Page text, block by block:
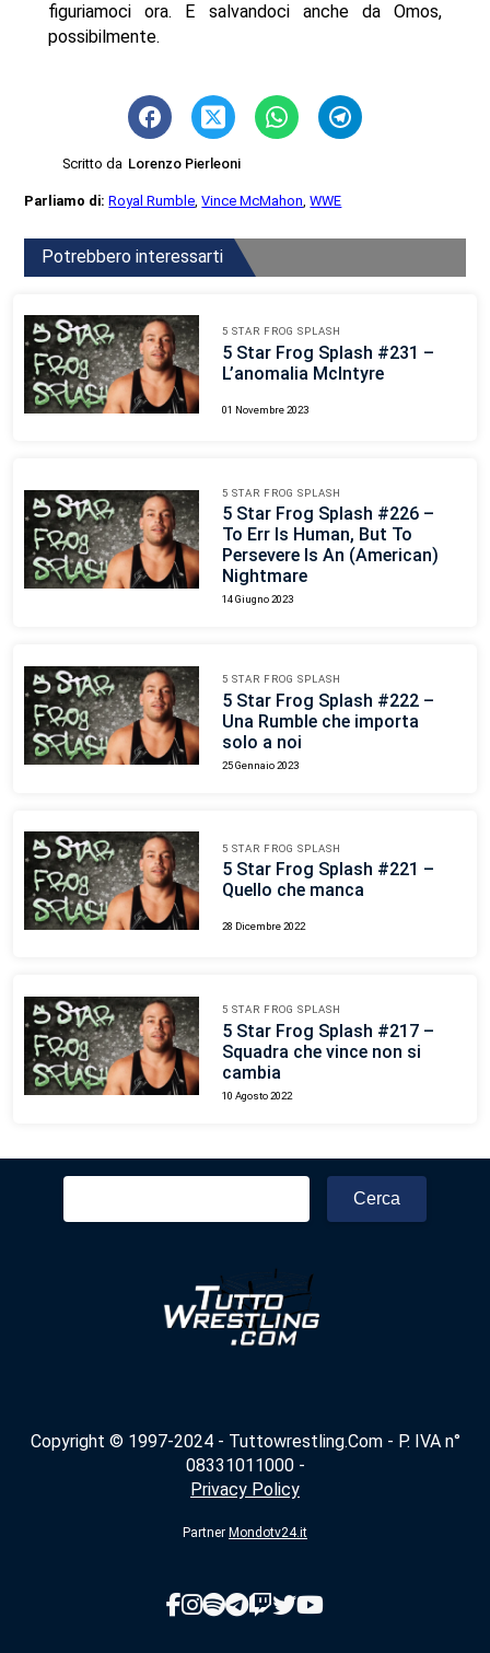
figuriamoci ora. E salvandoci anche da Omos,
possibilmente.
Scritto da Lorenzo Pierleoni
Parliamo di:Royal Rumble ,Vince McMahon ,WWE
Potrebbero interessarti
5 STAR FROG SPLASH
5 Star Frog Splash #231 –
L’anomalia McIntyre
01 Novembre 2023
5 STAR FROG SPLASH
5 Star Frog Splash #226 –
To Err Is Human, But To
Persevere Is An (American)
Nightmare
14 Giugno 2023
5 STAR FROG SPLASH
5 Star Frog Splash #222 –
Una Rumble che importa
solo a noi
25 Gennaio 2023
5 STAR FROG SPLASH
5 Star Frog Splash #221 –
Quello che manca
28 Dicembre 2022
5 STAR FROG SPLASH
5 Star Frog Splash #217 –
Squadra che vince non si
cambia
10 Agosto 2022
Ricerca
Copyright © 1997-2024 - Tuttowrestling.Com - P. IVA n°
08331011000 -
Privacy Policy
Partner Mondotv24.it